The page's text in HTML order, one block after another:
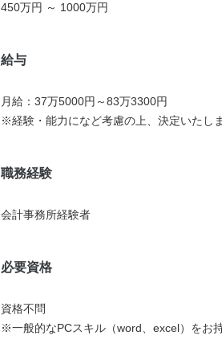
450万円 ～ 1000万円
給与
月給：37万5000円～83万3300円
※経験・能力になど考慮の上、決定いたし
職務経験
会計事務所経験者
必要資格
資格不問
※一般的なPCスキル（word、excel）をお